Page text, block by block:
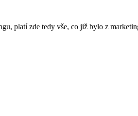
platí zde tedy vše, co již bylo z